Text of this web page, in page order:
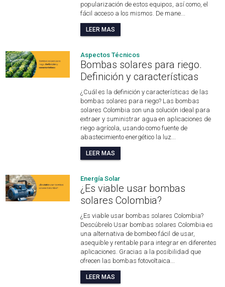
popularización de estos equipos, así como, el
fácil acceso a los mismos. De mane...
LEER MAS
Aspectos Técnicos
Bombas solares para riego.
Definición y características
¿Cuál es la definición y características de las
bombas solares para riego? Las bombas
solares Colombia son una solución ideal para
extraer y suministrar agua en aplicaciones de
riego agrícola, usando como fuente de
abastecimiento energético la luz...
LEER MAS
Energía Solar
¿Es viable usar bombas
solares Colombia?
¿Es viable usar bombas solares Colombia?
Descúbrelo Usar bombas solares Colombia es
una alternativa de bombeo fácil de usar,
asequible y rentable para integrar en diferentes
aplicaciones. Gracias a la posibilidad que
ofrecen las bombas fotovoltaica...
LEER MAS